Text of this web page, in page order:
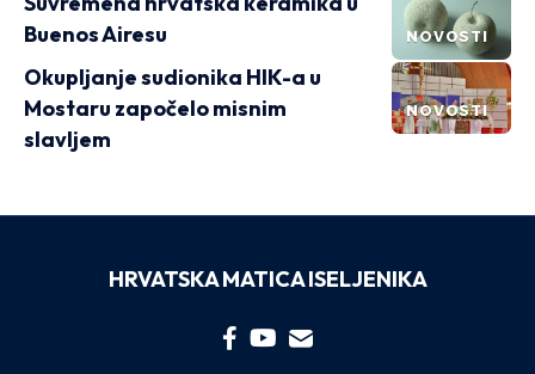
NOVOSTI
Buenos Airesu
NOVOSTI
Okupljanje sudionika HIK-a u
Mostaru započelo misnim
slavljem
HRVATSKA MATICA ISELJENIKA